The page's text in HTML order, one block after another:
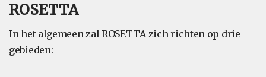
ROSETTA
In het algemeen zal ROSETTA zich richten op drie
gebieden: